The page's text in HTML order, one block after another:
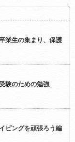
業生の集まり、保護
験のための勉強
ピングを頑張ろう編